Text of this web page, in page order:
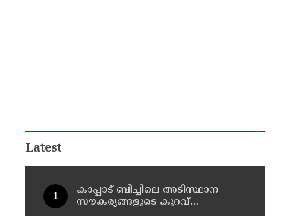
Latest
കാപ്പാട് ബീച്ചിലെ അടിസ്ഥാന
സൗകര്യങ്ങളുടെ കുറവ്